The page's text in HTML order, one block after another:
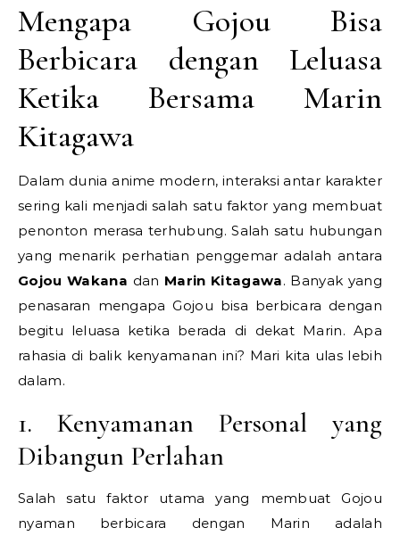
Mengapa Gojou Bisa
Berbicara dengan Leluasa
Ketika Bersama Marin
Kitagawa
Dalam dunia anime modern, interaksi antar karakter
sering kali menjadi salah satu faktor yang membuat
penonton merasa terhubung. Salah satu hubungan
yang menarik perhatian penggemar adalah antara
Gojou Wakana dan Marin Kitagawa. Banyak yang
penasaran mengapa Gojou bisa berbicara dengan
begitu leluasa ketika berada di dekat Marin. Apa
rahasia di balik kenyamanan ini? Mari kita ulas lebih
dalam.
1. Kenyamanan Personal yang
Dibangun Perlahan
Salah satu faktor utama yang membuat Gojou
nyaman berbicara dengan Marin adalah